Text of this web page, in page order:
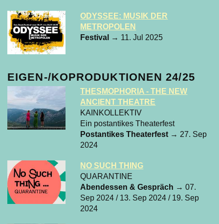
ODYSSEE: MUSIK DER
METROPOLEN
Festival
→ 11. Jul 2025
EIGEN-/KOPRODUKTIONEN 24/25
THESMOPHORIA - THE NEW
ANCIENT THEATRE
KAINKOLLEKTIV
Ein postantikes Theaterfest
Postantikes Theaterfest → 27. Sep
2024
NO SUCH THING
QUARANTINE
Abendessen & Gespräch → 07.
Sep 2024 / 13. Sep 2024 / 19. Sep
2024